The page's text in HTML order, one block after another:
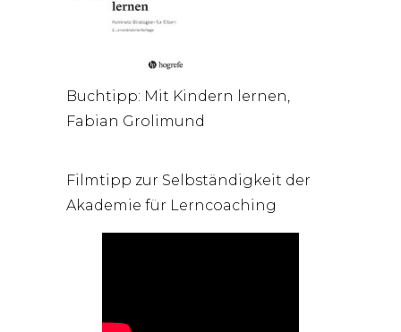
Buchtipp: Mit Kindern lernen,
Fabian Grolimund
Filmtipp zur Selbständigkeit der
Akademie für Lerncoaching